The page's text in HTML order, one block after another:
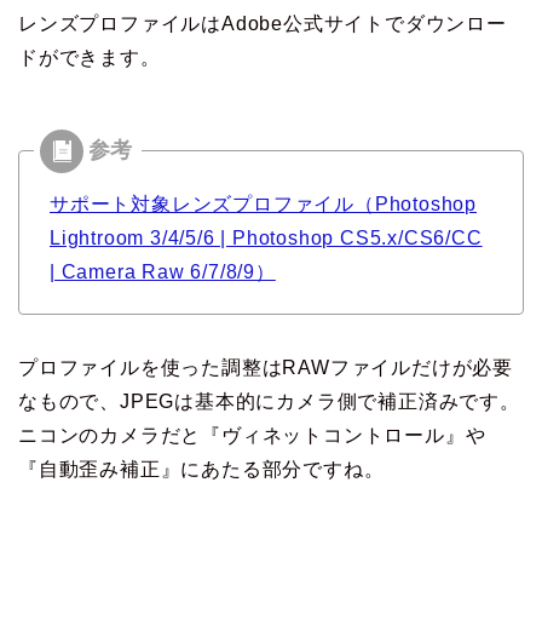
レンズプロファイルはAdobe公式サイトでダウンロー
ドができます。
サポート対象レンズプロファイル（Photoshop
Lightroom 3/4/5/6 | Photoshop CS5.x/CS6/CC
| Camera Raw 6/7/8/9）
プロファイルを使った調整はRAWファイルだけが必要
なもので、JPEGは基本的にカメラ側で補正済みです。
ニコンのカメラだと『ヴィネットコントロール』や
『自動歪み補正』にあたる部分ですね。